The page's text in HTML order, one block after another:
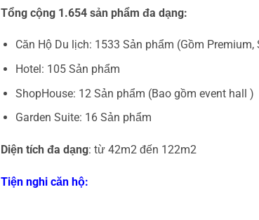
Tổng cộng 1.654 sản phẩm đa dạng:
Căn Hộ Du lịch: 1533 Sản phẩm (Gồm Premium,
Hotel: 105 Sản phẩm
ShopHouse: 12 Sản phẩm (Bao gồm event hall )
Garden Suite: 16 Sản phẩm
Diện tích đa dạng: từ 42m2 đến 122m2
Tiện nghi căn hộ: